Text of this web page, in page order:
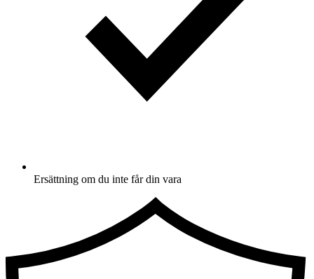
Ersättning om du inte får din vara